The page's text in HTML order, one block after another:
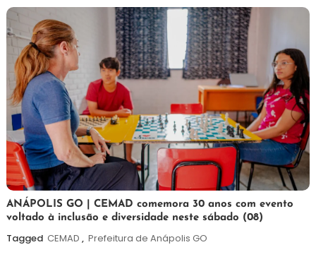
7
de
agosto
Maurilio
ANÁPOLIS GO | CEMAD comemora 30 anos com evento
voltado à inclusão e diversidade neste sábado (08)
Tagged CEMAD , Prefeitura de Anápolis GO